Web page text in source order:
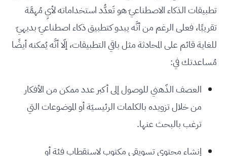
تطبيقات الذكاء الاصطناعيّ هو تَعدُّد استخداماته لأيِ مُهمَّة
تقريبًا، فعلى الرغم من أنَّه يبدو كتطبيق ذكاء اصطناعيّ بديهيّ
للغاية قائم على المحادثة مثل باقي التطبيقات، إلّا أنَّه يُمكنه أيضًا
مُساعدتك في:
العصف الذّهني للوصول إلى أكبر عدد ممكن من الأفكار
من خلال تزويده بالكلمات الرئيسيَة أو الموضوعات التي
ترغب بالبحث عنها.
إنشاء محتوى تسويقي مكتوب لاستقطاب فئة أو